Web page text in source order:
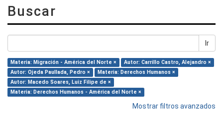
Buscar
Ir
Materia: Migración - América del Norte ×
Autor: Carrillo Castro, Alejandro ×
Autor: Ojeda Paullada, Pedro ×
Materia: Derechos Humanos ×
Autor: Macedo Soares, Luiz Filipe de ×
Materia: Derechos Humanos - América del Norte ×
Mostrar filtros avanzados